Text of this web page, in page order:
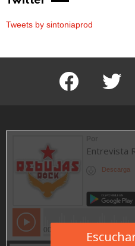
Tweets by sintoniaprod
facebook twitter